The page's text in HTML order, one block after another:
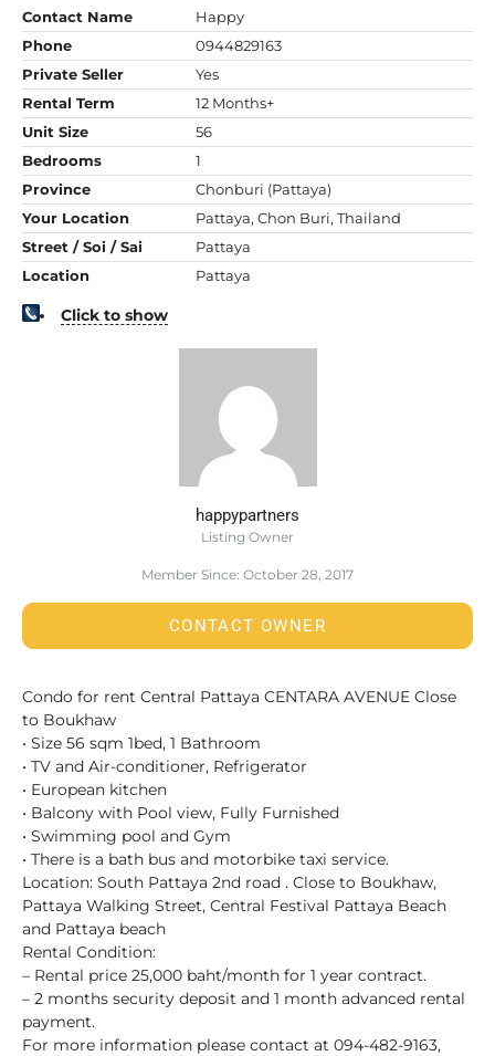
Contact Name
Happy
Phone
0944829163
Private Seller
Yes
Rental Term
12 Months+
Unit Size
56
Bedrooms
1
Province
Chonburi (Pattaya)
Your Location
Pattaya, Chon Buri, Thailand
Street / Soi / Sai
Pattaya
Location
Pattaya
Click to show
happypartners
Listing Owner
Member Since: October 28, 2017
CONTACT OWNER
Condo for rent Central Pattaya CENTARA AVENUE Close
to Boukhaw
• Size 56 sqm 1bed, 1 Bathroom
• TV and Air-conditioner, Refrigerator
• European kitchen
• Balcony with Pool view, Fully Furnished
• Swimming pool and Gym
• There is a bath bus and motorbike taxi service.
Location: South Pattaya 2nd road . Close to Boukhaw,
Pattaya Walking Street, Central Festival Pattaya Beach
and Pattaya beach
Rental Condition:
– Rental price 25,000 baht/month for 1 year contract.
– 2 months security deposit and 1 month advanced rental
payment.
For more information please contact at 094-482-9163,